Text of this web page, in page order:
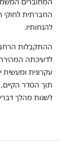
החברתית
להנחותיו.
ההתקבלות
לדעיכתה
עקרונית
תוך הסדר
לשנות מהלך